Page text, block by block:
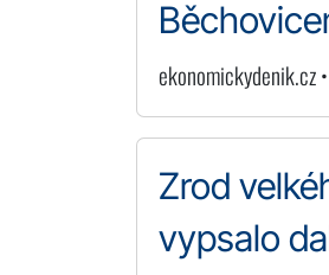
Zrod
vypsalo